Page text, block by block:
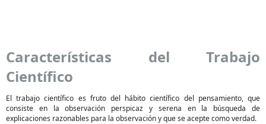
Características del Trabajo
Científico
El trabajo científico es fruto del hábito científico del pensamiento, que
consiste en la observación perspicaz y serena en la búsqueda de
explicaciones razonables para la observación y que se acepte como verdad.